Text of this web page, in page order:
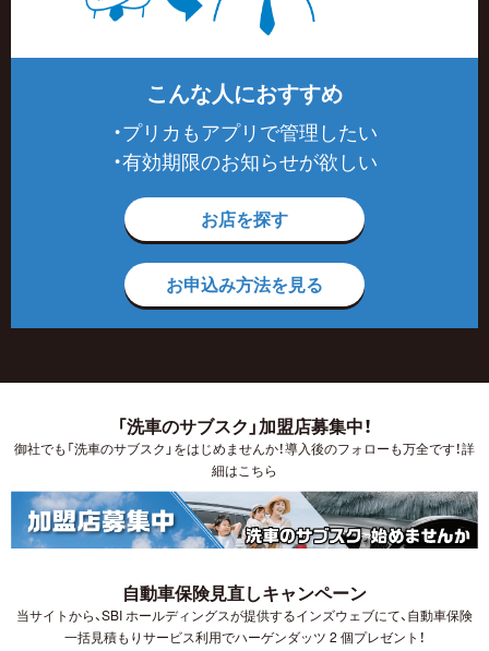
こんな人におすすめ
・プリカもアプリで管理したい
・有効期限のお知らせが欲しい
お店を探す
お申込み方法を見る
「洗車のサブスク」加盟店募集中！
御社でも「洗車のサブスク」をはじめませんか！導入後のフォローも万全です！詳
細はこちら
自動車保険見直しキャンペーン
当サイトから、SBI ホールディングスが提供するインズウェブにて、自動車保険
一括見積もりサービス利用でハーゲンダッツ 2 個プレゼント！